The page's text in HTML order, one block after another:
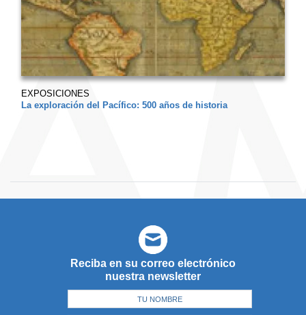
EXPOSICIONES
La exploración del Pacífico: 500 años de historia
Reciba en su correo electrónico
nuestra newsletter